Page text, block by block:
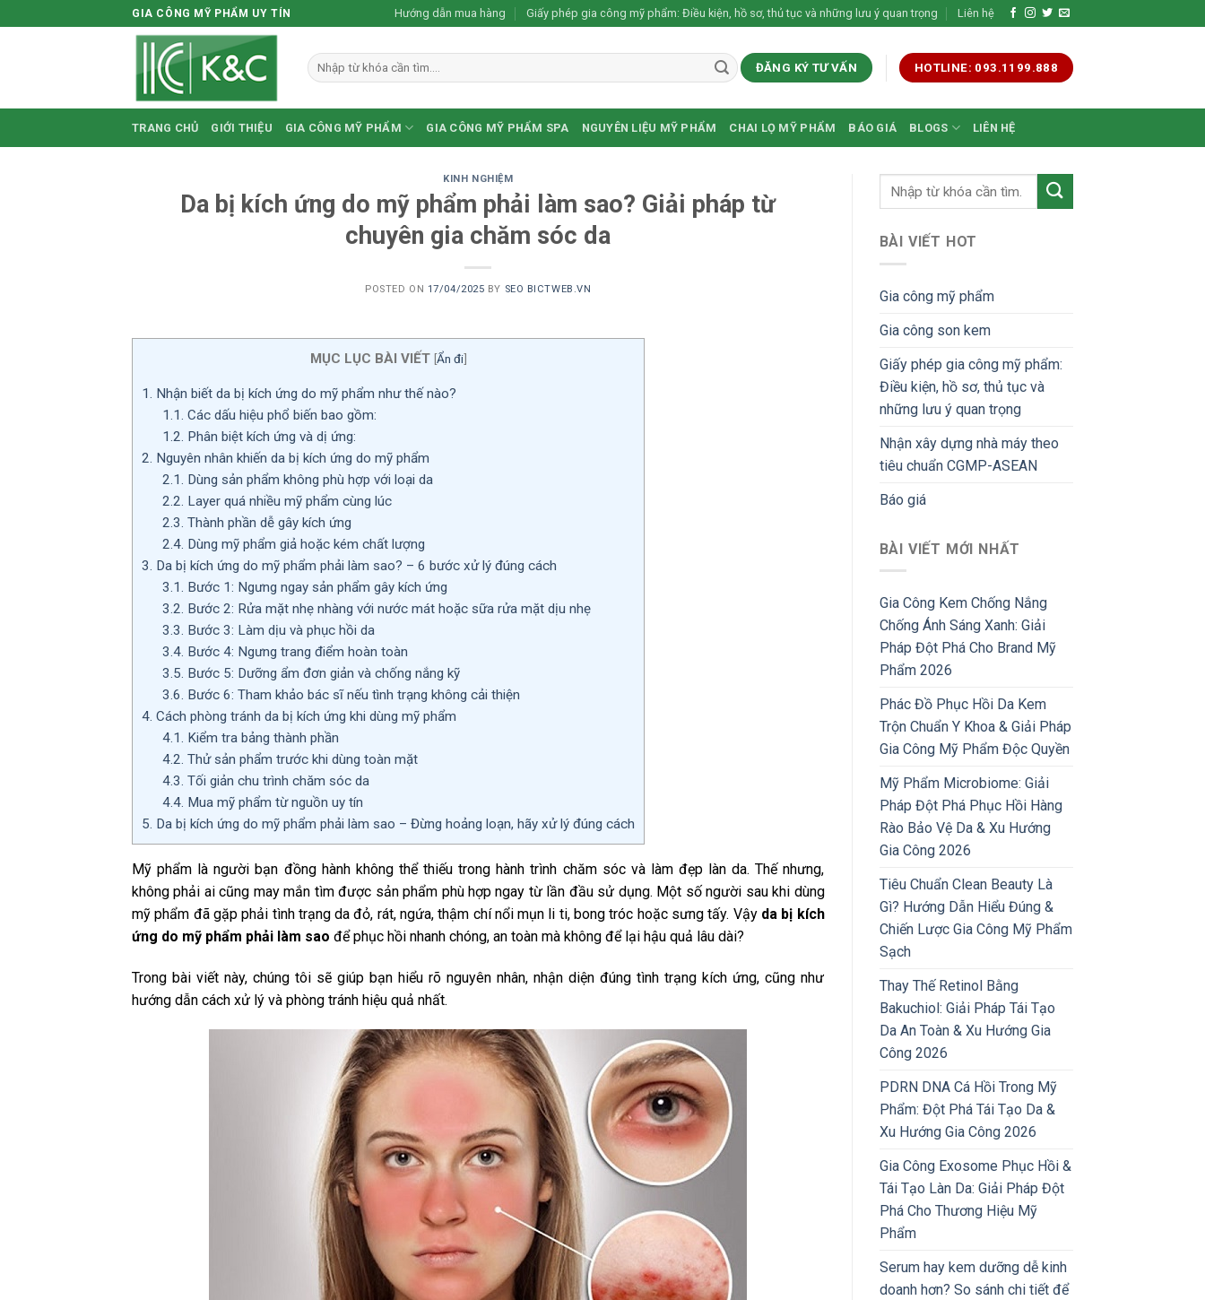
to
GIA CÔNG MỸ PHẨM UY TÍN Hướng dẫn mua hàng Giấy phép gia công mỹ phẩm: Điều kiện, hồ sơ, thủ tục và những lưu ý quan trọng Liên hệ
ĐĂNG KÝ TƯ VẤN HOTLINE: 093.1199.888
TRANG CHỦ GIỚI THIỆU GIA CÔNG MỸ PHẨM GIA CÔNG MỸ PHẨM SPA NGUYÊN LIỆU MỸ PHẨM CHAI LỌ MỸ PHẨM BÁO GIÁ BLOGS LIÊN HỆ
KINH NGHIỆM
Da bị kích ứng do mỹ phẩm phải làm sao? Giải pháp từ
chuyên gia chăm sóc da
POSTED ON 17/04/2025 BY SEO BICTWEB.VN
MỤC LỤC BÀI VIẾT [Ẩn đi]
1. Nhận biết da bị kích ứng do mỹ phẩm như thế nào?
1.1. Các dấu hiệu phổ biến bao gồm:
1.2. Phân biệt kích ứng và dị ứng:
2. Nguyên nhân khiến da bị kích ứng do mỹ phẩm
2.1. Dùng sản phẩm không phù hợp với loại da
2.2. Layer quá nhiều mỹ phẩm cùng lúc
2.3. Thành phần dễ gây kích ứng
2.4. Dùng mỹ phẩm giả hoặc kém chất lượng
3. Da bị kích ứng do mỹ phẩm phải làm sao? – 6 bước xử lý đúng cách
3.1. Bước 1: Ngưng ngay sản phẩm gây kích ứng
3.2. Bước 2: Rửa mặt nhẹ nhàng với nước mát hoặc sữa rửa mặt dịu nhẹ
3.3. Bước 3: Làm dịu và phục hồi da
3.4. Bước 4: Ngưng trang điểm hoàn toàn
3.5. Bước 5: Dưỡng ẩm đơn giản và chống nắng kỹ
3.6. Bước 6: Tham khảo bác sĩ nếu tình trạng không cải thiện
4. Cách phòng tránh da bị kích ứng khi dùng mỹ phẩm
4.1. Kiểm tra bảng thành phần
4.2. Thử sản phẩm trước khi dùng toàn mặt
4.3. Tối giản chu trình chăm sóc da
4.4. Mua mỹ phẩm từ nguồn uy tín
5. Da bị kích ứng do mỹ phẩm phải làm sao – Đừng hoảng loạn, hãy xử lý đúng cách
Mỹ phẩm là người bạn đồng hành không thể thiếu trong hành trình chăm sóc và làm đẹp làn da. Thế nhưng,
không phải ai cũng may mắn tìm được sản phẩm phù hợp ngay từ lần đầu sử dụng. Một số người sau khi dùng
mỹ phẩm đã gặp phải tình trạng da đỏ, rát, ngứa, thậm chí nổi mụn li ti, bong tróc hoặc sưng tấy. Vậy da bị kích
ứng do mỹ phẩm phải làm sao để phục hồi nhanh chóng, an toàn mà không để lại hậu quả lâu dài?
Trong bài viết này, chúng tôi sẽ giúp bạn hiểu rõ nguyên nhân, nhận diện đúng tình trạng kích ứng, cũng như
hướng dẫn cách xử lý và phòng tránh hiệu quả nhất.
BÀI VIẾT HOT
Gia công mỹ phẩm
Gia công son kem
Giấy phép gia công mỹ phẩm:
Điều kiện, hồ sơ, thủ tục và
những lưu ý quan trọng
Nhận xây dựng nhà máy theo
tiêu chuẩn CGMP-ASEAN
Báo giá
BÀI VIẾT MỚI NHẤT
Gia Công Kem Chống Nắng
Chống Ánh Sáng Xanh: Giải
Pháp Đột Phá Cho Brand Mỹ
Phẩm 2026
Phác Đồ Phục Hồi Da Kem
Trộn Chuẩn Y Khoa & Giải Pháp
Gia Công Mỹ Phẩm Độc Quyền
Mỹ Phẩm Microbiome: Giải
Pháp Đột Phá Phục Hồi Hàng
Rào Bảo Vệ Da & Xu Hướng
Gia Công 2026
Tiêu Chuẩn Clean Beauty Là
Gì? Hướng Dẫn Hiểu Đúng &
Chiến Lược Gia Công Mỹ Phẩm
Sạch
Thay Thế Retinol Bằng
Bakuchiol: Giải Pháp Tái Tạo
Da An Toàn & Xu Hướng Gia
Công 2026
PDRN DNA Cá Hồi Trong Mỹ
Phẩm: Đột Phá Tái Tạo Da &
Xu Hướng Gia Công 2026
Gia Công Exosome Phục Hồi &
Tái Tạo Làn Da: Giải Pháp Đột
Phá Cho Thương Hiệu Mỹ
Phẩm
Serum hay kem dưỡng dễ kinh
doanh hơn? So sánh chi tiết để